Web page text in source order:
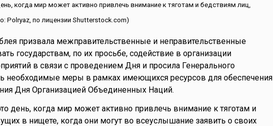
когда мир может активно привлечь внимание к тяготам и бедствиям лиц,
Polryaz, по лицензии Shutterstock.com)
призвала межправительственные и неправительственные
государствам, по их просьбе, содействие в организации
в связи с проведением Дня и просила Генерального
необходимые меры в рамках имеющихся ресурсов для обеспечения
Дня Организацией Объединенных Наций.
день, когда мир может активно привлечь внимание к тяготам и
в нищете, когда они могут во всеуслышание заявить о своих